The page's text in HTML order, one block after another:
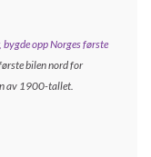
bygde oppNorges første
bilen nord for
av 1900-tallet.